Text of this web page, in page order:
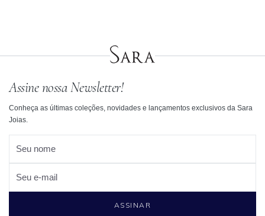
Assine nossa Newsletter!
Conheça as últimas coleções, novidades e lançamentos exclusivos da Sara
Joias.
Seu nome
Seu e-mail
ASSINAR